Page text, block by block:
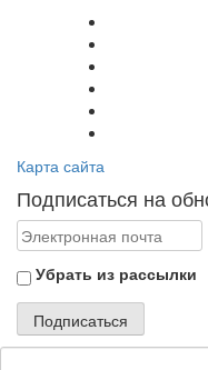
Карта сайта
Подписаться на
Убрать из рассылки